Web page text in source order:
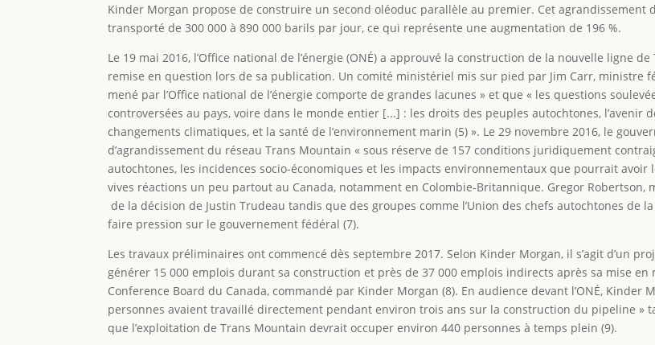
Kinder Morgan propose de construire un second oléoduc parallèle au premier. Cet
transporté de 300 000 à 890 000 barils par jour, ce qui représente une augmentation de 196 %.
Le 19 mai 2016, l’Office national de l’énergie (ONÉ) a approuvé la construction de la nouvelle ligne
remise en question lors de sa publication. Un comité ministériel mis sur pied par Jim Carr, ministre
mené par l’Office national de l’énergie comporte de grandes lacunes » et que « les questions
controversées au pays, voire dans le monde entier [...] : les droits des peuples autochtones, l’avenir
changements climatiques, et la santé de l’environnement marin (5) ». Le 29 novembre 2016, le
d’agrandissement du réseau Trans Mountain « sous réserve de 157 conditions juridiquement
autochtones, les incidences socio-économiques et les impacts environnementaux que pourrait avoir
vives réactions un peu partout au Canada, notamment en Colombie-Britannique. Gregor Robertson,
de la décision de Justin Trudeau tandis que des groupes comme l’Union des chefs autochtones
faire pression sur le gouvernement fédéral (7).
Les travaux préliminaires ont commencé dès septembre 2017. Selon Kinder Morgan, il s’agit d’un
générer 15 000 emplois durant sa construction et près de 37 000 emplois indirects après sa mise
Conference Board du Canada, commandé par Kinder Morgan (8). En audience devant l’ONÉ,
personnes avaient travaillé directement pendant environ trois ans sur la construction du pipeline »
que l’exploitation de Trans Mountain devrait occuper environ 440 personnes à temps plein (9).